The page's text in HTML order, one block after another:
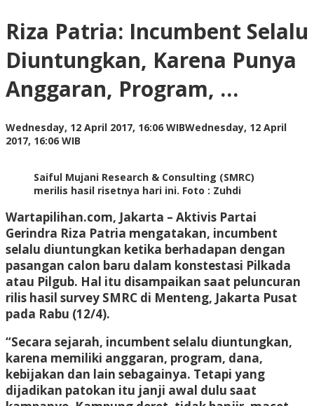
Riza Patria: Incumbent Selalu
Diuntungkan, Karena Punya
Anggaran, Program, …
Wednesday, 12 April 2017, 16:06 WIBWednesday, 12 April
2017, 16:06 WIB
Saiful Mujani Research & Consulting (SMRC)
merilis hasil risetnya hari ini. Foto : Zuhdi
Wartapilihan.com, Jakarta – Aktivis Partai
Gerindra Riza Patria mengatakan, incumbent
selalu diuntungkan ketika berhadapan dengan
pasangan calon baru dalam konstestasi Pilkada
atau Pilgub. Hal itu disampaikan saat peluncuran
rilis hasil survey SMRC di Menteng, Jakarta Pusat
pada Rabu (12/4).
“Secara sejarah, incumbent selalu diuntungkan,
karena memiliki anggaran, program, dana,
kebijakan dan lain sebagainya. Tetapi yang
dijadikan patokan itu janji awal dulu saat